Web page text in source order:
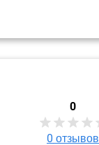
0
0 отзывов